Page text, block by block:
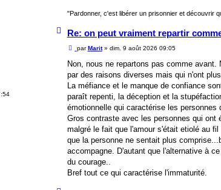
"Pardonner, c'est libérer un prisonnier et découvrir
Re: on peut vraiment repartir
M
s
a
g
parMarit» dim. 9 août 2026 09:05
Non, nous ne repartons pas comme
par des raisons diverses mais qui n'ont
La méfiance et le manque de confiance
paraît repenti, la déception et la
émotionnelle qui caractérise les personnes
Gros contraste avec les personnes qui ont
malgré le fait que l'amour s'était etiolé au
que la personne ne sentait plus
accompagne. D'autant que l'alternative à
du courage..
Bref tout ce qui caractérise l'immaturité.
H
a